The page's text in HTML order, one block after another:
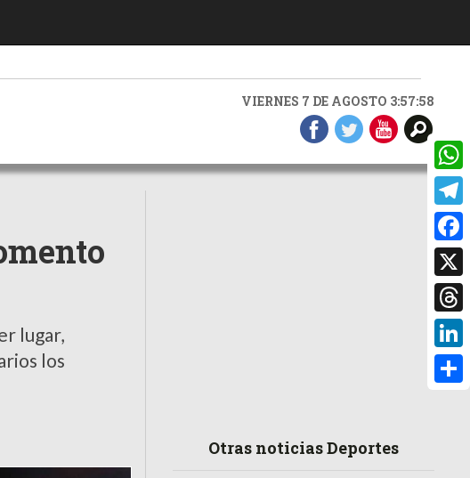
VIERNES 7 DE AGOSTO 3:57:59
lugar,
los
Otras noticias Deportes
X